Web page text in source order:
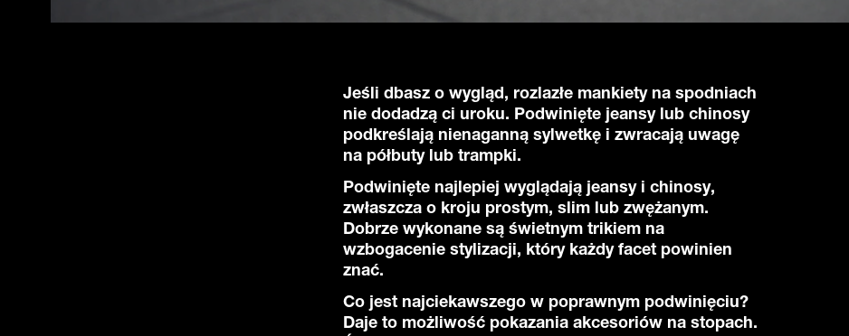
Jeśli dbasz o wygląd, rozlazłe mankiety na spodniach
nie dodadzą ci uroku. Podwinięte jeansy lub chinosy
podkreślają nienaganną sylwetkę i zwracają uwagę
na półbuty lub trampki.
Podwinięte najlepiej wyglądają jeansy i chinosy,
zwłaszcza o kroju prostym, slim lub zwężanym.
Dobrze wykonane są świetnym trikiem na
wzbogacenie stylizacji, który każdy facet powinien
znać.
Co jest najciekawszego w poprawnym podwinięciu?
Daje to możliwość pokazania akcesoriów na stopach.